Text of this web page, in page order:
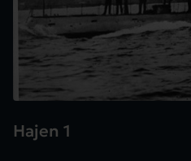
Hajen 1